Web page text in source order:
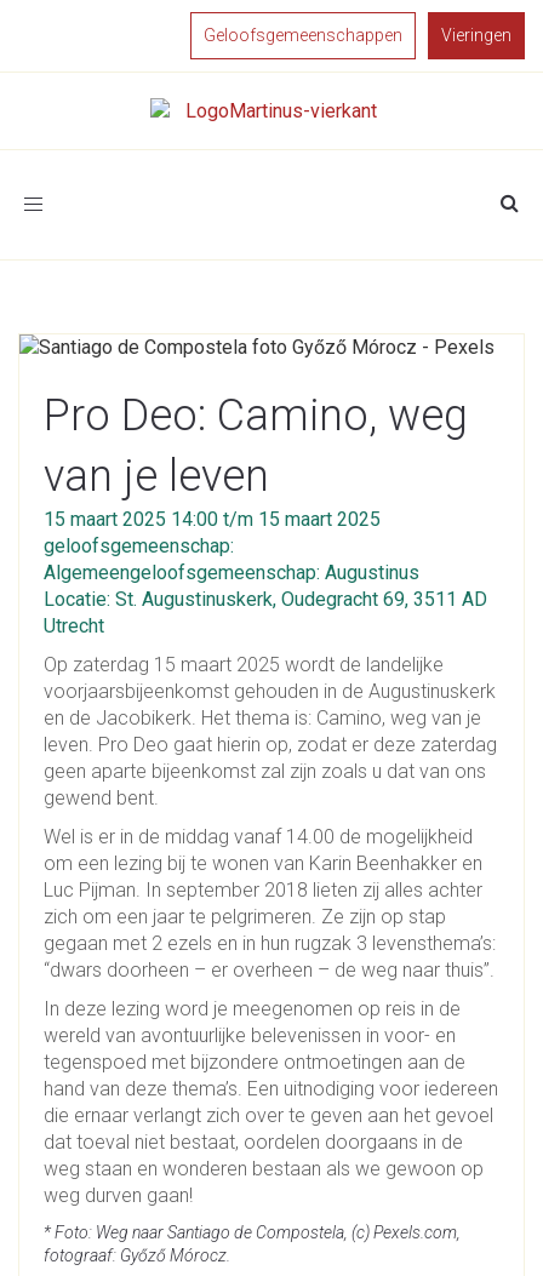
Geloofsgemeenschappen Vieringen
Toggle
Pro Deo: Camino, weg
van je leven
15 maart 2025 14:00 t/m 15 maart 2025
geloofsgemeenschap:
Algemeengeloofsgemeenschap: Augustinus
Locatie: St. Augustinuskerk, Oudegracht 69, 3511 AD
Utrecht
Op zaterdag 15 maart 2025 wordt de landelijke
voorjaarsbijeenkomst gehouden in de Augustinuskerk
en de Jacobikerk. Het thema is: Camino, weg van je
leven. Pro Deo gaat hierin op, zodat er deze zaterdag
geen aparte bijeenkomst zal zijn zoals u dat van ons
gewend bent.
Wel is er in de middag vanaf 14.00 de mogelijkheid
om een lezing bij te wonen van Karin Beenhakker en
Luc Pijman. In september 2018 lieten zij alles achter
zich om een jaar te pelgrimeren. Ze zijn op stap
gegaan met 2 ezels en in hun rugzak 3 levensthema’s:
“dwars doorheen – er overheen – de weg naar thuis”.
In deze lezing word je meegenomen op reis in de
wereld van avontuurlijke belevenissen in voor- en
tegenspoed met bijzondere ontmoetingen aan de
hand van deze thema’s. Een uitnodiging voor iedereen
die ernaar verlangt zich over te geven aan het gevoel
dat toeval niet bestaat, oordelen doorgaans in de
weg staan en wonderen bestaan als we gewoon op
weg durven gaan!
* Foto: Weg naar Santiago de Compostela, (c) Pexels.com,
fotograaf: Győző Mórocz.